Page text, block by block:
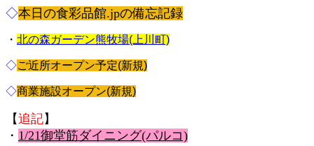
◇本日の食彩品館.jpの備忘記録
・ 北の森ガーデン熊牧場(上川町)
◇ご近所オープン予定(新規)
◇商業施設オープン(新規)
【追記】
・ 1/21御堂筋ダイニング(パルコ)